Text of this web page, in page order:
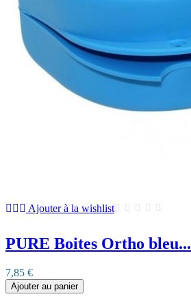
Ajouter à la wishlist
PURE Boites Ortho bleu...
7,85 €
Ajouter au panier